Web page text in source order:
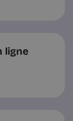
ligne